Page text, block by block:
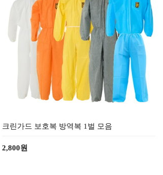
크린가드 보호복 방역복 1벌 모음
2,800원